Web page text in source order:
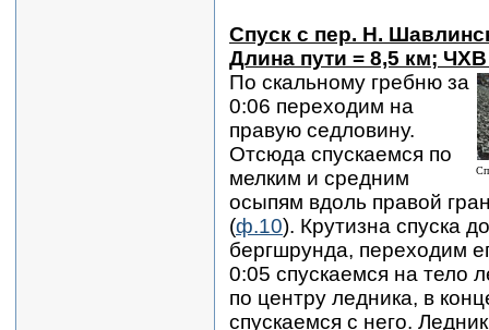
Спуск с пер. Н.
Длина пути = 8,5 км;
По скальному гребню за
0:06 переходим на
правую седловину.
Отсюда спускаемся по
мелким и средним
осыпям вдоль правой
(ф.10). Крутизна спуска
бергшрунда, переходим
0:05 спускаемся на тело
по центру ледника, в
спускаемся с него.